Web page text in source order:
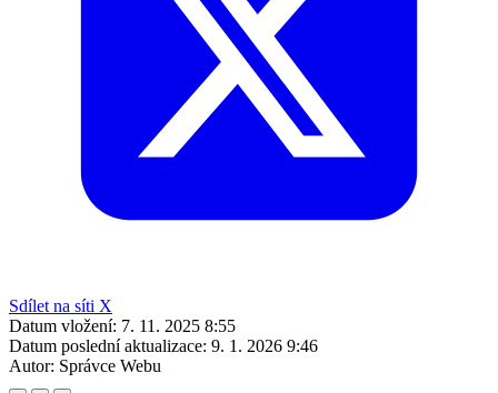
Sdílet na síti X
Datum vložení: 7. 11. 2025 8:55
Datum poslední aktualizace: 9. 1. 2026 9:46
Autor: Správce Webu